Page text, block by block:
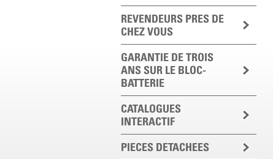
REVENDEURS PRES DE
CHEZ VOUS
GARANTIE DE TROIS
ANS SUR LE BLOC-
BATTERIE
CATALOGUES
INTERACTIF
PIECES DETACHEES